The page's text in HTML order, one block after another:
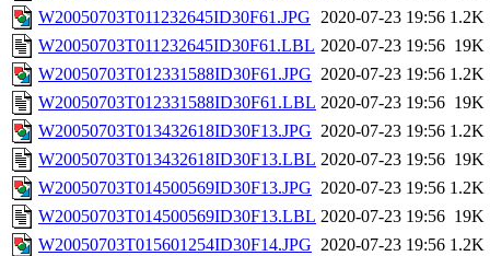
W20050703T011232645ID30F61.JPG 2020-07-23 19:56 1.2K
W20050703T011232645ID30F61.LBL 2020-07-23 19:56 19K
W20050703T012331588ID30F61.JPG 2020-07-23 19:56 1.2K
W20050703T012331588ID30F61.LBL 2020-07-23 19:56 19K
W20050703T013432618ID30F13.JPG 2020-07-23 19:56 1.2K
W20050703T013432618ID30F13.LBL 2020-07-23 19:56 19K
W20050703T014500569ID30F13.JPG 2020-07-23 19:56 1.2K
W20050703T014500569ID30F13.LBL 2020-07-23 19:56 19K
W20050703T015601254ID30F14.JPG 2020-07-23 19:56 1.2K